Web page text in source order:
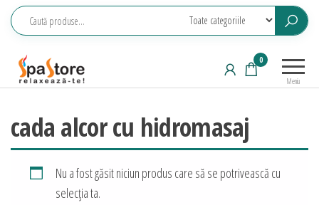
Sari
saune,
wellness
Meniu
0
cada alcor cu hidromasaj
Nu a fost găsit niciun produs care să se potrivească cu
selecția ta.